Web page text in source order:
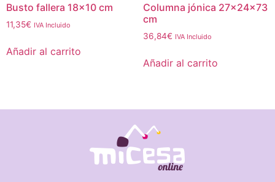
Busto fallera 18×10 cm
11,35€ IVA Incluido
Añadir al carrito
Columna jónica 27x24x73
cm
36,84€ IVA Incluido
Añadir al carrito